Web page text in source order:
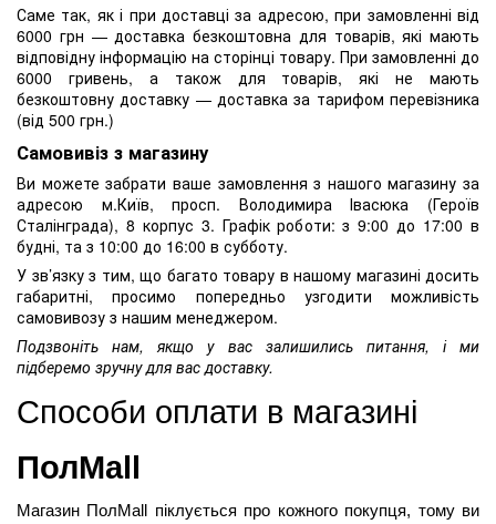
Саме так, як і при доставці за адресою, при замовленні від
6000 грн — доставка безкоштовна для товарів, які мають
відповідну інформацію на сторінці товару. При замовленні до
6000 гривень, а також для товарів, які не мають
безкоштовну доставку — доставка за тарифом перевізника
(від 500 грн.)
Самовивіз з магазину
Ви можете забрати ваше замовлення з нашого магазину за
адресою м.Київ, просп. Володимира Івасюка (Героїв
Сталінграда), 8 корпус 3. Графік роботи: з 9:00 до 17:00 в
будні, та з 10:00 до 16:00 в субботу.
У зв’язку з тим, що багато товару в нашому магазині досить
габаритні, просимо попередньо узгодити можливість
самовивозу з нашим менеджером.
Подзвоніть нам, якщо у вас залишились питання, і ми
підберемо зручну для вас доставку.
Способи оплати в магазині
ПолMall
Магазин ПолMall
піклується про кожного покупця, тому ви